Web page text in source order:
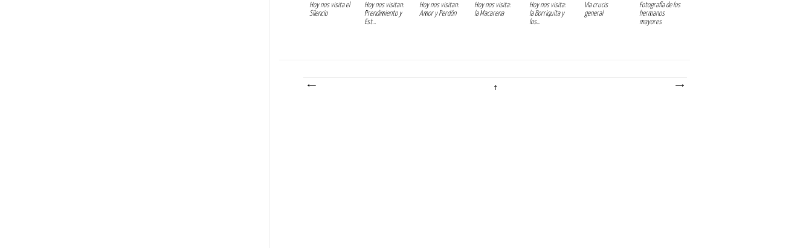
Hoy nos visita el
Silencio
Hoy nos visitan:
Prendimiento y
Est...
Hoy nos visitan:
Amor y Perdón
Hoy nos visita:
la Macarena
Hoy nos visita:
la Borriquita y
los...
Vía crucis
general
Fotografía de los
hermanos
mayores